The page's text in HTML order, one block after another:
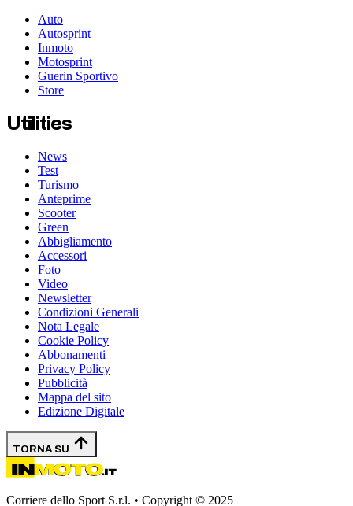
Auto
Autosprint
Inmoto
Motosprint
Guerin Sportivo
Store
Utilities
News
Test
Turismo
Anteprime
Scooter
Green
Abbigliamento
Accessori
Foto
Video
Newsletter
Condizioni Generali
Nota Legale
Cookie Policy
Abbonamenti
Privacy Policy
Pubblicità
Mappa del sito
Edizione Digitale
TORNA SU
Corriere dello Sport S.r.l. • Copyright © 2025